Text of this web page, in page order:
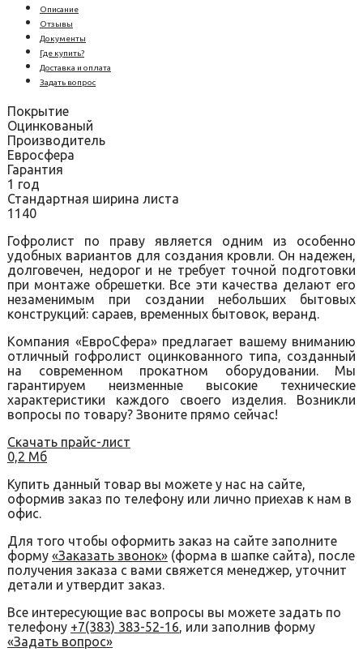
Описание
Отзывы
Документы
Где купить?
Доставка и оплата
Задать вопрос
Покрытие
Оцинкованый
Производитель
Евросфера
Гарантия
1 год
Стандартная ширина листа
1140
Гофролист по праву является одним из особенно
удобных вариантов для создания кровли. Он надежен,
долговечен, недорог и не требует точной подготовки
при монтаже обрешетки. Все эти качества делают его
незаменимым при создании небольших бытовых
конструкций: сараев, временных бытовок, веранд.
Компания «ЕвроСфера» предлагает вашему вниманию
отличный гофролист оцинкованного типа, созданный
на современном прокатном оборудовании. Мы
гарантируем неизменные высокие технические
характеристики каждого своего изделия. Возникли
вопросы по товару? Звоните прямо сейчас!
Скачать прайс-лист
0,2 Мб
Купить данный товар вы можете у нас на сайте,
оформив заказ по телефону или лично приехав к нам в
офис.
Для того чтобы оформить заказ на сайте заполните
форму «Заказать звонок» (форма в шапке сайта), после
получения заказа с вами свяжется менеджер, уточнит
детали и утвердит заказ.
Все интересующие вас вопросы вы можете задать по
телефону +7(383) 383-52-16, или заполнив форму
«Задать вопрос»